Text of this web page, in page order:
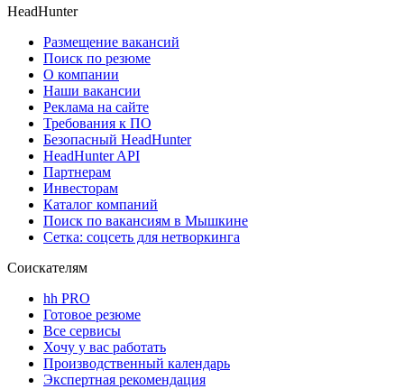
HeadHunter
Размещение вакансий
Поиск по резюме
О компании
Наши вакансии
Реклама на сайте
Требования к ПО
Безопасный HeadHunter
HeadHunter API
Партнерам
Инвесторам
Каталог компаний
Поиск по вакансиям в Мышкине
Сетка: соцсеть для нетворкинга
Соискателям
hh PRO
Готовое резюме
Все сервисы
Хочу у вас работать
Производственный календарь
Экспертная рекомендация